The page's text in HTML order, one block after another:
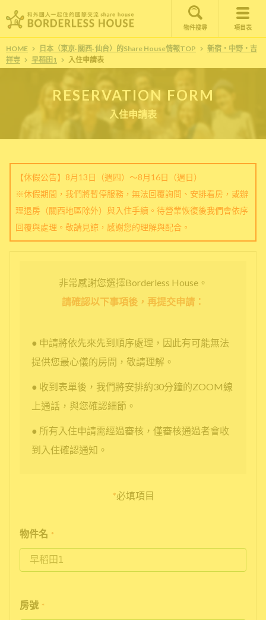
物件搜尋 項目表
HOME 日本（東京· 關西· 仙台）的Share House情報TOP
新宿・中野・吉
祥寺
早稻田1 入住申請表
RESERVATION FORM
入住申請表
【休假公告】8月13日（週四）～8月16日（週日）
※休假期間，我們將暫停服務，無法回覆詢問、安排看房，或辦
理退房（關西地區除外）與入住手續。待營業恢復後我們會依序
回覆與處理。敬請見諒，感謝您的理解與配合。
非常感謝您選擇Borderless House。
請確認以下事項後，再提交申請：
● 申請將依先來先到順序處理，因此有可能無法
提供您最心儀的房間，敬請理解。
● 收到表單後，我們將安排約30分鐘的ZOOM線
上通話，與您確認細節。
● 所有入住申請需經過審核，僅審核通過者會收
到入住確認通知。
*必填項目
物件名 *
房號 *